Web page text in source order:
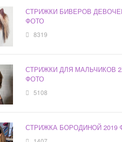
СТРИЖКИ БИВЕРОВ
ФОТО
8319
СТРИЖКИ ДЛЯ МАЛЬЧИКОВ
ФОТО
5108
СТРИЖКА БОРОДИНОЙ 2019